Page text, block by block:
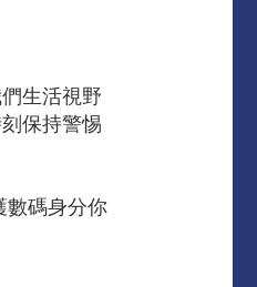
生活視野
保持警惕
數碼身分你